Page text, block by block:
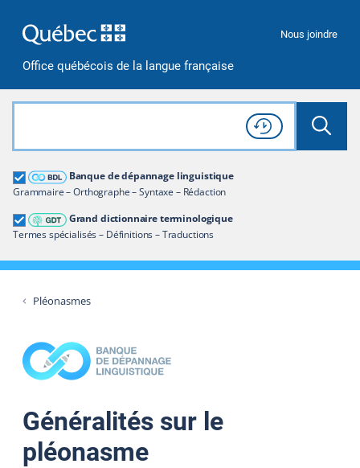
Office québécois de la langue française
Nous joindre
Rechercher dans tout le site
Lancer
Consulter l'
Historique
de recherche
Banque de dépannage linguistique
Grammaire – Orthographe – Syntaxe – Rédaction
Grand dictionnaire terminologique
Termes spécialisés – Définitions – Traductions
Grand dictionnaire terminologique
Restreindre aux termes
Pléonasmes
Généralités sur le
pléonasme